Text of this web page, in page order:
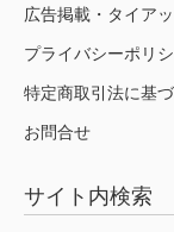
広告掲載・タイア
プライバシーポリ
特定商取引法に基
お問合せ
サイト内検索